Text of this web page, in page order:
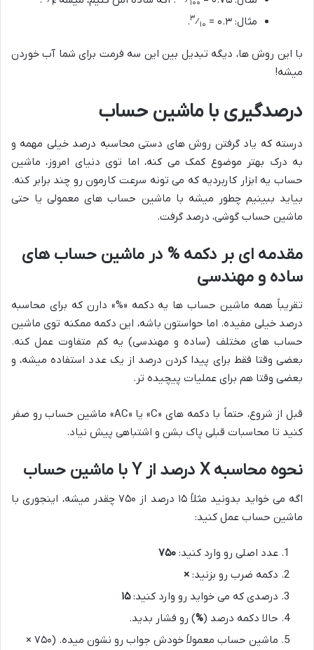
۱۰۰ ۴
مثال: ۰.۳ =
۳⁄۱۰ .
با این روش ها، دیگه تبدیل بین این سه فرمت برای شما آب خوردن
میشه!
درصدگیری با ماشین حساب
درسته که یاد گرفتن روش های دستی محاسبه درصد خیلی مهمه و
به درک بهتر موضوع کمک می کنه، اما توی دنیای امروز، ماشین
حساب یه ابزار کاربردیه که می تونه سرعت کارمون رو چند برابر کنه.
بیاید ببینیم چطور میشه با ماشین حساب های معمولی یا حتی
ماشین حساب گوشی، درصد گرفت.
مقدمه ای بر دکمه % در ماشین حساب های
ساده و مهندسی
تقریباً همه ماشین حساب ها یه دکمه «%» دارن که برای محاسبه
درصد خیلی مفیده. اما حواستون باشه، این دکمه ممکنه توی ماشین
حساب های مختلف (ساده و مهندسی) یه کم متفاوت عمل کنه.
بعضی وقتا فقط برای پیدا کردن درصد از یک عدد استفاده میشه، و
بعضی وقتا هم برای عملیات پیچیده تر.
قبل از شروع، حتماً با دکمه های «C» یا «AC» ماشین حساب رو صفر
کنید تا محاسبات قبلی پاک بشن و اشتباهی پیش نیاد.
نحوه محاسبه X درصد از Y با ماشین حساب
اگه می خواید بدونید مثلاً ۱۵ درصد از ۷۵۰ چقدر میشه، اینجوری با
ماشین حساب عمل کنید:
عدد اصلی رو وارد کنید: ۷۵۰
دکمه ضرب رو بزنید: ×
درصدی که می خواید رو وارد کنید:۱۵
حالا دکمه درصد (%) رو فشار بدید.
ماشین حساب معمولاً خودش جواب رو نشون میده. (۷۵۰ ×